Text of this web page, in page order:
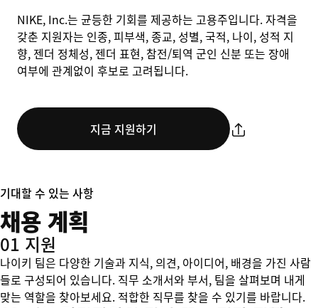
NIKE, Inc.는 균등한 기회를 제공하는 고용주입니다. 자격을
갖춘 지원자는 인종, 피부색, 종교, 성별, 국적, 나이, 성적 지
향, 젠더 정체성, 젠더 표현, 참전/퇴역 군인 신분 또는 장애
여부에 관계없이 후보로 고려됩니다.
지금 지원하기
기대할 수 있는 사항
채용 계획
01 지원
나이키 팀은 다양한 기술과 지식, 의견, 아이디어, 배경을 가진 사람
들로 구성되어 있습니다. 직무 소개서와 부서, 팀을 살펴보며 내게
맞는 역할을 찾아보세요. 적합한 직무를 찾을 수 있기를 바랍니다.